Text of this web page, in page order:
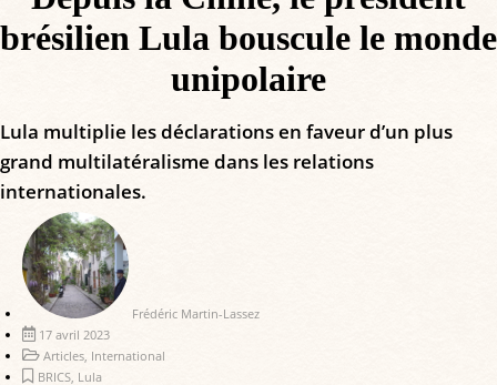
brésilien Lula bouscule le monde
unipolaire
Lula multiplie les déclarations en faveur d’un plus
grand multilatéralisme dans les relations
internationales.
Frédéric Martin-Lassez
17 avril 2023
Articles, International
BRICS, Lula